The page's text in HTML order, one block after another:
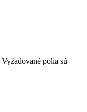
Vyžadované polia sú